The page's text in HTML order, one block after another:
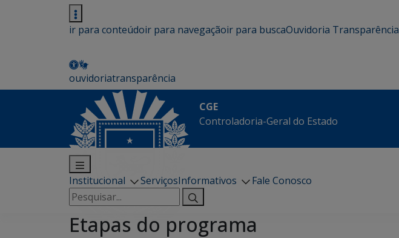
ir para conteúdoir para navegaçãoir para buscaOuvidoria Transparência
ouvidoriatransparência
CGE
Controladoria-Geral do Estado
Institucional ServiçosInformativos
Fale Conosco
Pesquisar
por:
Etapas do programa